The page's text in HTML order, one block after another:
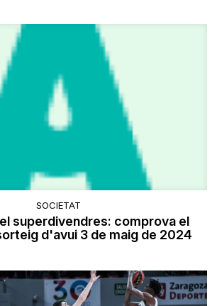
SOCIETAT
superdivendres: comprova el
d'avui 3 de maig de 2024